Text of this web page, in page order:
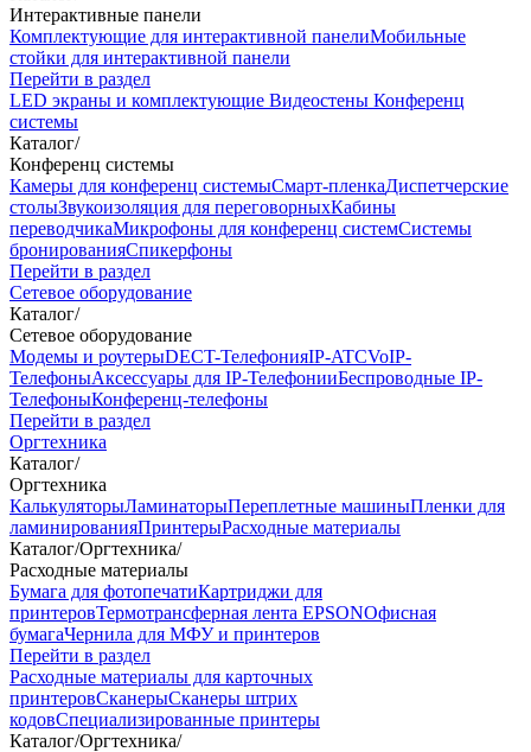
Интерактивные панели
Комплектующие для интерактивной панелиМобильные
стойки для интерактивной панели
Перейти в раздел
LED экраны и комплектующие Видеостены Конференц
системы
Каталог/
Конференц системы
Камеры для конференц системыCмарт-пленкаДиспетчерские
столыЗвукоизоляция для переговорныхКабины
переводчикаМикрофоны для конференц системСистемы
бронированияСпикерфоны
Перейти в раздел
Сетевое оборудование
Каталог/
Сетевое оборудование
Модемы и роутерыDECT-ТелефонияIP-ATCVoIP-
ТелефоныАксессуары для IP-ТелефонииБеспроводные IP-
ТелефоныКонференц-телефоны
Перейти в раздел
Оргтехника
Каталог/
Оргтехника
КалькуляторыЛаминаторыПереплетные машиныПленки для
ламинированияПринтерыРасходные материалы
Каталог/Оргтехника/
Расходные материалы
Бумага для фотопечатиКартриджи для
принтеровТермотрансферная лента EPSONОфисная
бумагаЧернила для МФУ и принтеров
Перейти в раздел
Расходные материалы для карточных
принтеровСканерыСканеры штрих
кодовСпециализированные принтеры
Каталог/Оргтехника/